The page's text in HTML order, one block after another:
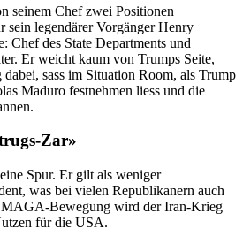
seinem Chef zwei Positionen
sein legendärer Vorgänger Henry
Chef des State Departments und
Er weicht kaum von Trumps Seite,
sass im Situation Room, als Trump
Maduro festnehmen liess und die
Zar»
Spur. Er gilt als weniger
was bei vielen Republikanern auch
MAGA-Bewegung wird der Iran-Krieg
für die USA.